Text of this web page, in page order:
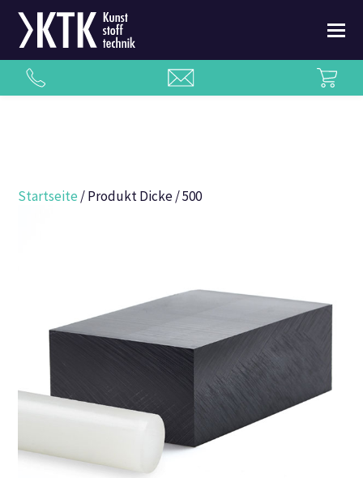
Startseite / Produkt Dicke / 500